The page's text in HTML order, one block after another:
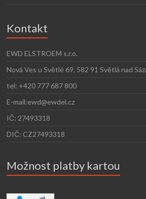
Kontakt
EWD ELSTROEM s.r.o.
Nová Ves u Světlé 69, 582 91 Světlá nad
tel: +420 777 687 800
E-mail:ewd@ewdel.cz
IČ: 27493318
DIČ: CZ27493318
Možnost platby kartou